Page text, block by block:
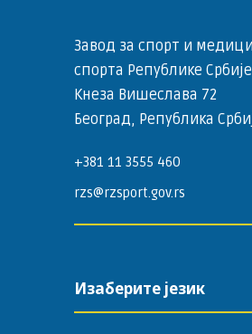
Завод за спорт и
спорта Републике Србије
Кнеза Вишеслава 72
Београд, Република
+381 11 3555 460
rzs@rzsport.gov.rs
Изаберите језик